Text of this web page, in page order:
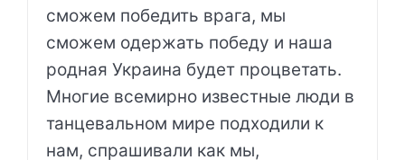
сможем победить врага, мы
сможем одержать победу и наша
родная Украина будет процветать.
Многие всемирно известные люди в
танцевальном мире подходили к
нам, спрашивали как мы,